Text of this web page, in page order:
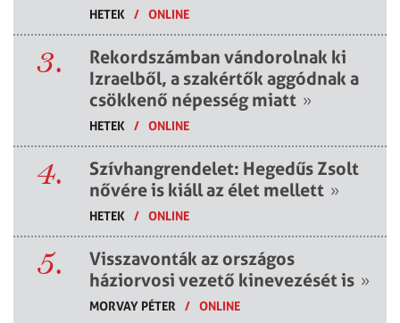
HETEK / ONLINE
3.
Rekordszámban vándorolnak ki
Izraelből, a szakértők aggódnak a
csökkenő népesség miatt »
HETEK / ONLINE
4.
Szívhangrendelet: Hegedűs Zsolt
nővére is kiáll az élet mellett »
HETEK / ONLINE
5.
Visszavonták az országos
háziorvosi vezető kinevezését is »
MORVAY PÉTER / ONLINE